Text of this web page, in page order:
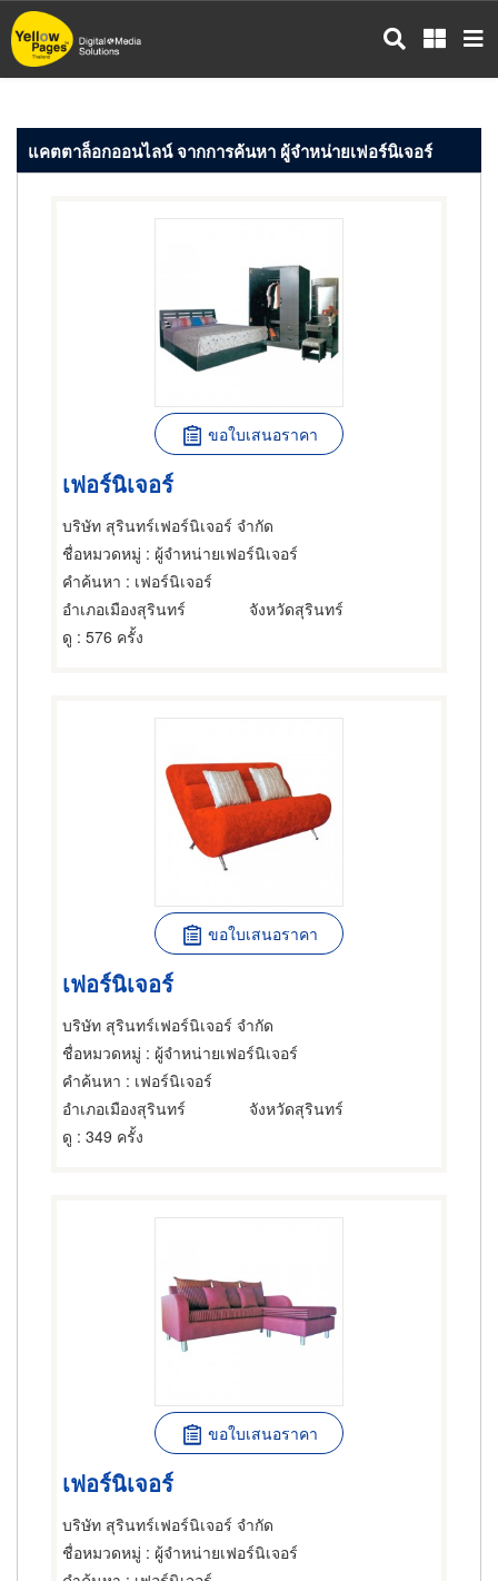
ข้าม
ไป
หลัก
แคตตาล็อกออนไลน์ จากการค้นหา ผู้จำหน่ายเฟอร์นิเจอร์
ขอใบเสนอราคา
เฟอร์นิเจอร์
บริษัท สุรินทร์เฟอร์นิเจอร์ จำกัด
ชื่อหมวดหมู่ : ผู้จำหน่ายเฟอร์นิเจอร์
คำค้นหา : เฟอร์นิเจอร์
อำเภอเมืองสุรินทร์
จังหวัดสุรินทร์
ดู : 576 ครั้ง
ขอใบเสนอราคา
เฟอร์นิเจอร์
บริษัท สุรินทร์เฟอร์นิเจอร์ จำกัด
ชื่อหมวดหมู่ : ผู้จำหน่ายเฟอร์นิเจอร์
คำค้นหา : เฟอร์นิเจอร์
อำเภอเมืองสุรินทร์
จังหวัดสุรินทร์
ดู : 349 ครั้ง
ขอใบเสนอราคา
เฟอร์นิเจอร์
บริษัท สุรินทร์เฟอร์นิเจอร์ จำกัด
ชื่อหมวดหมู่ : ผู้จำหน่ายเฟอร์นิเจอร์